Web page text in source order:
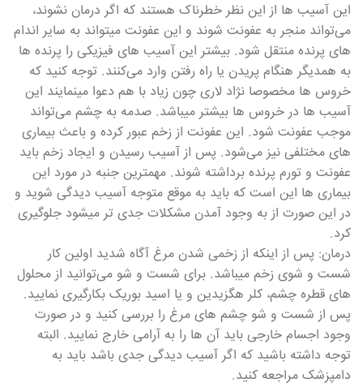
این آسیب ها از این نظر خطرناک هستند که اگر درمان نشوند،
می‌تواند منجر به عفونت شوند و این عفونت میتواند به سایر اندام
های پرنده منتقل شود. بیشتر این آسیب های فیزیکی را پرنده ها
به همدیگر هنگام پریدن یا راه رفتن وارد می‌کنند. توجه کنید که
خروس ها مخصوصا نژاد لاری چون زیاد با هم دعوا مینمایند این
آسیب ها در خروس ها بیشتر میباشد. صدمه به چشم‌ می‌تواند
موجب عفونت شود. این عفونت از زخم عبور کرده و باعث بیماری
های مختلفی نیز می‌شود. پس از آسیب رسیدن و ایجاد زخم باید
عفونت و تورم پرنده برداشته شوند. مهمترین جنبه در مورد این
بیماری ها این است که باید به موقع متوجه آسیب دیدگی شوید و
در این صورت از به وجود آمدن مشکلات جدی تر میشود جلوگیری
کرد.
درمان: پس از اینکه از زخمی شدن مرغ آگاه شدید اولین کار
شست و شوی زخم میباشد. برای شست و شو می‌توانید از محلول
های قطره چشم، کلر هگزیدین و یا اسید بوریک بکارگیری نمایید.
پس از شست و شو چشم های مرغ را بررسی کنید و در صورت
وجود اجسام خارجی باید آن ها را به آرامی خارج نمایید. البته
توجه داشته باشید که اگر آسیب دیدگی جدی باشد باید به
دامپزشک مراجعه کنید.